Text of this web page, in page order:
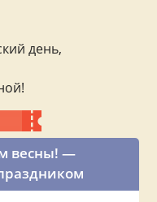
весны! —
день,